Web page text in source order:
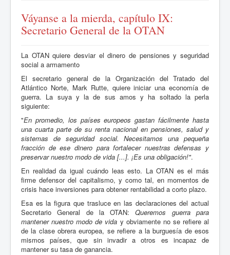
Váyanse a la mierda, capítulo IX:
Secretario General de la OTAN
La OTAN quiere desviar el dinero de pensiones y seguridad
social a armamento
El secretario general de la Organización del Tratado del
Atlántico Norte, Mark Rutte, quiere iniciar una economía de
guerra. La suya y la de sus amos y ha soltado la perla
siguiente:
"En promedio, los países europeos gastan fácilmente hasta
una cuarta parte de su renta nacional en pensiones, salud y
sistemas de seguridad social. Necesitamos una pequeña
fracción de ese dinero para fortalecer nuestras defensas y
preservar nuestro modo de vida [...]. ¡Es una obligación!".
En realidad da igual cuándo leas esto. La OTAN es el más
firme defensor del capitalismo, y como tal, en momentos de
crisis hace inversiones para obtener rentabilidad a corto plazo.
Esa es la figura que trasluce en las declaraciones del actual
Secretario General de la OTAN:Queremos guerra para
mantener nuestro modo de vida y obviamente no se refiere al
de la clase obrera europea, se refiere a la burguesía de esos
mismos países, que sin invadir a otros es incapaz de
mantener su tasa de ganancia.